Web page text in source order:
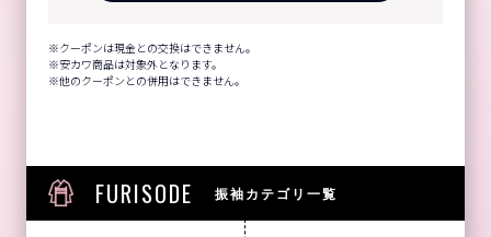
クーポンは現金との交換はできません。
安カワ商品は対象外となります。
他のクーポンとの併用はできません。
FURISODE 振袖カテゴリ一覧